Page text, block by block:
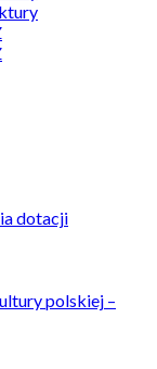
dotacji
polskiej –